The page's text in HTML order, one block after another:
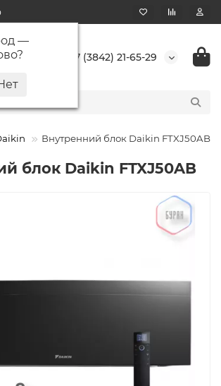
—
? +7 (3842) 21-65-29
Внутренний блок Daikin FTXJ50AB
блок Daikin FTXJ50AB